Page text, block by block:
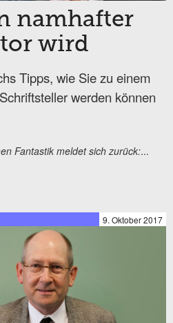
namhafter
wird
Tipps, wie Sie zu einem
werden können
Fantastik meldet sich zurück:...
9. Oktober 2017